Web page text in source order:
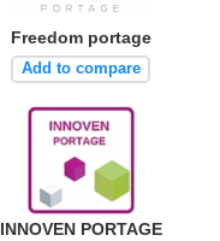
Freedom portage
Add to compare
INNOVEN PORTAGE